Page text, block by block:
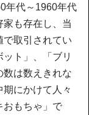
年代～1960年代
も存在し、当
で取引されてい
ト」、「ブリ
数は数えきれな
にかけて人々
おもちゃ」で